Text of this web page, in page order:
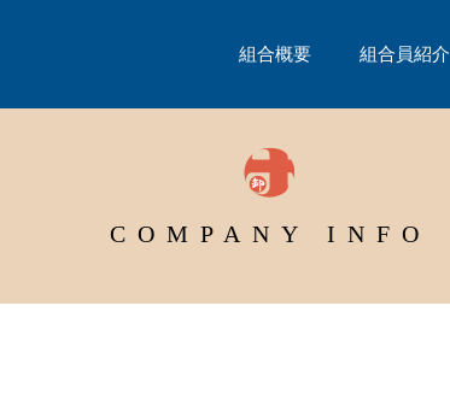
組合概要 組合員紹介
COMPANY INFO